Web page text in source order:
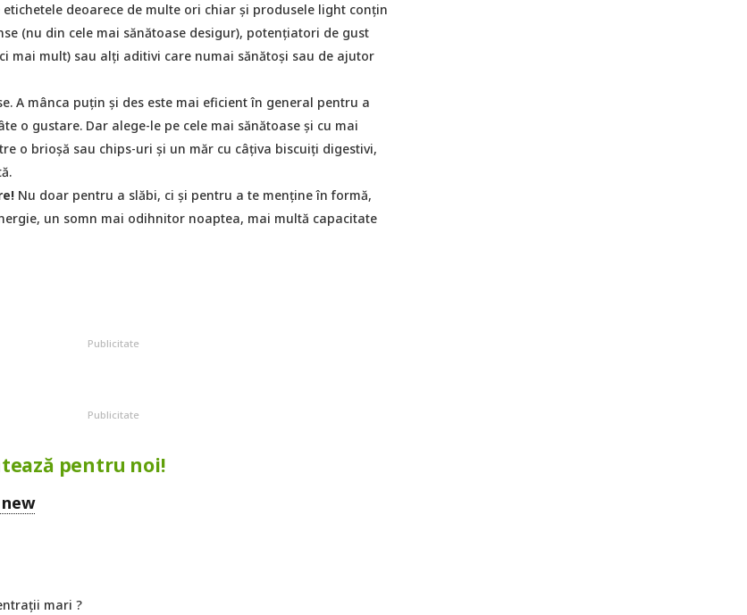
deoarece de multe ori chiar și produsele light conțin
(nu din cele mai sănătoase desigur), potențiatori de gust
mai mult) sau alți aditivi care numai sănătoși sau de ajutor
A mânca puțin și des este mai eficient în general pentru a
o gustare. Dar alege-le pe cele mai sănătoase și cu mai
o brioșă sau chips-uri și un măr cu câțiva biscuiți digestivi,
Nu doar pentru a slăbi, ci și pentru a te menține în formă,
un somn mai odihnitor noaptea, mai multă capacitate
Publicitate
Publicitate
pentru noi!
mari ?